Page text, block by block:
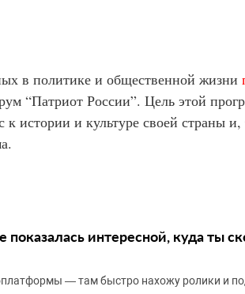
в политике и общественной жизни
“Патриот России”. Цель этой
к истории и культуре своей страны
показалась интересной, куда ты
— там быстро нахожу ролики и